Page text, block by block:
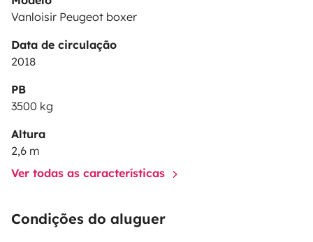
Vanloisir Peugeot boxer
Data de circulação
2018
PB
3500 kg
Altura
2,6 m
Ver todas as características
Condições do aluguer